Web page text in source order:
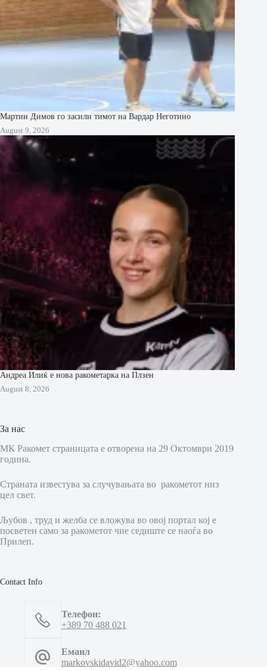
Мартин Димов го засили тимот на Вардар Неготино
August 9, 2026
Андреа Илиќ е нова ракометарка на Плзен
August 8, 2026
За нас
МК Ракомет страницата е отворена на 29 Октомври 2019
година.
Страната известува за случувањата во ракометот низ
цел свет.
Љубов , труд и желба се вложува во овој портал кој е
посветен само за ракометот чие седиште се наоѓа во
Прилеп.
Contact Info
Телефон:
+389 70 488 021
Емаил
markovskidavid2@yahoo.com